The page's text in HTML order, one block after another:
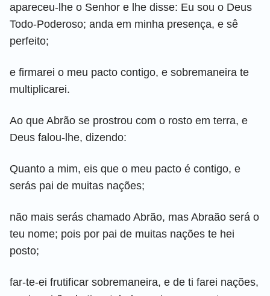
apareceu-lhe o Senhor e lhe disse: Eu sou o Deus
Todo-Poderoso; anda em minha presença, e sê
perfeito;
e firmarei o meu pacto contigo, e sobremaneira te
multiplicarei.
Ao que Abrão se prostrou com o rosto em terra, e
Deus falou-lhe, dizendo:
Quanto a mim, eis que o meu pacto é contigo, e
serás pai de muitas nações;
não mais serás chamado Abrão, mas Abraão será o
teu nome; pois por pai de muitas nações te hei
posto;
far-te-ei frutificar sobremaneira, e de ti farei nações,